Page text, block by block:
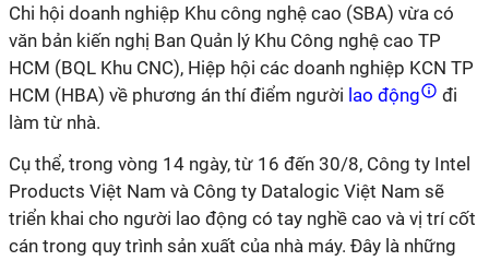
Chi hội doanh nghiệp Khu công nghệ cao (SBA) vừa có
văn bản kiến nghị Ban Quản lý Khu Công nghệ cao TP
HCM (BQL Khu CNC), Hiệp hội các doanh nghiệp KCN TP
HCM (HBA) về phương án thí điểm người lao động
đi
làm từ nhà.
Cụ thể, trong vòng 14 ngày, từ 16 đến 30/8, Công ty Intel
Products Việt Nam và Công ty Datalogic Việt Nam sẽ
triển khai cho người lao động có tay nghề cao và vị trí cốt
cán trong quy trình sản xuất của nhà máy. Đây là những